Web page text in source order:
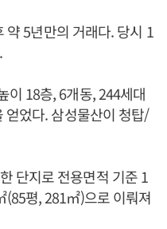
약 5년만의 거래다. 당시 1
이 18층, 6개동, 244세대
얻었다. 삼성물산이 청탑/
단지로 전용면적 기준 1
평, 281㎡)으로 이뤄져